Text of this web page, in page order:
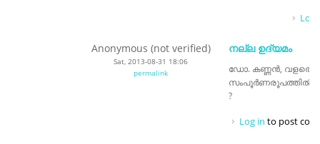
Log
Anonymous (not verified)
Sat, 2013-08-31 18:06
permalink
നല്ല ഉദ്യമം
ഡോ. കണ്ണൻ, വളരെ
സംപൂർണരൂപത്തിൽ
?
Log in to post